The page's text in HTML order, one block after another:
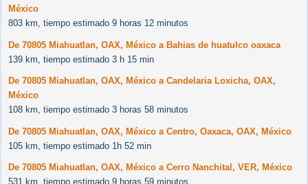
México
803 km, tiempo estimado 9 horas 12 minutos
De 70805 Miahuatlan, OAX, México a Bahias de huatulco oaxaca
139 km, tiempo estimado 3 h 15 min
De 70805 Miahuatlan, OAX, México a Candelaria Loxicha, OAX,
México
108 km, tiempo estimado 3 horas 58 minutos
De 70805 Miahuatlan, OAX, México a Centro, Oaxaca, OAX, México
105 km, tiempo estimado 1h 52 min
De 70805 Miahuatlan, OAX, México a Cerro Nanchital, VER, México
531 km, tiempo estimado 9 horas 59 minutos